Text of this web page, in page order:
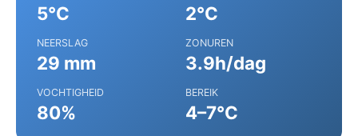
5°C 2°C
NEERSLAG
29 mm
ZONUREN
3.9h/dag
VOCHTIGHEID
80%
BEREIK
4–7°C